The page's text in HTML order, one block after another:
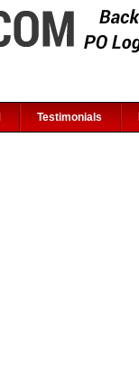
Testimonials